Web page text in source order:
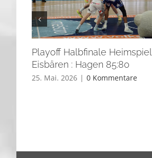
Playoff Halbfinale Heimspiel
Eisbären : Hagen 85:80
25. Mai. 2026 | 0 Kommentare